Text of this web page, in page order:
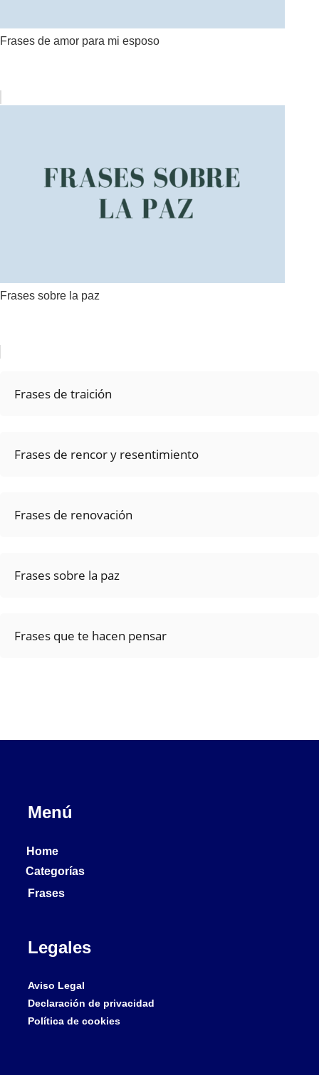
Frases de amor para mi esposo
Frases sobre la paz
Frases de traición
Frases de rencor y resentimiento
Frases de renovación
Frases sobre la paz
Frases que te hacen pensar
Menú
Home
Categorías
Frases
Legales
Aviso Legal
Declaración de privacidad
Política de cookies